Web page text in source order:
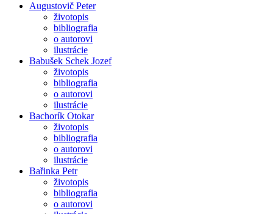
Augustovič Peter
životopis
bibliografia
o autorovi
ilustrácie
Babušek Schek Jozef
životopis
bibliografia
o autorovi
ilustrácie
Bachorík Otokar
životopis
bibliografia
o autorovi
ilustrácie
Bařinka Petr
životopis
bibliografia
o autorovi